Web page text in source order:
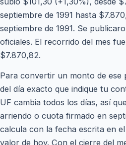
septiembre de 1991 hasta
septiembre de 1991. Se
oficiales. El recorrido del mes
$7.870,82.
Para convertir un monto de ese
del día exacto que indique tu
UF cambia todos los días, así
arriendo o cuota firmado en
calcula con la fecha escrita en
valor de hoy. Con el cierre del